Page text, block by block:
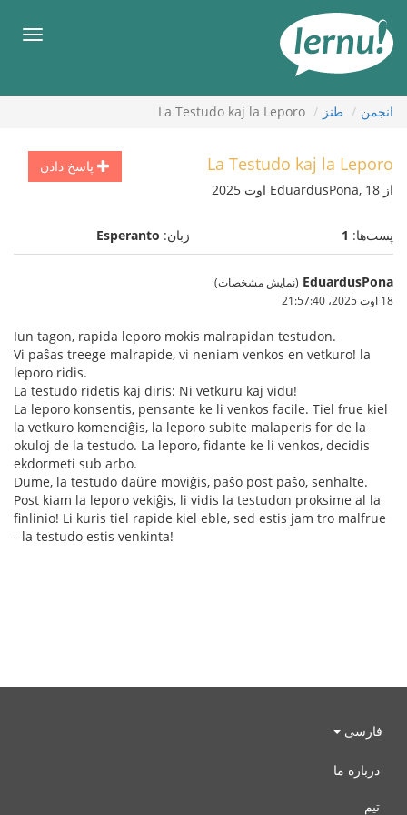
محتوا
انجمن طنز La Testudo kaj la Leporo
پاسخ دادن La Testudo kaj la Leporo
از EduardusPona, 18 اوت 2025
پست‌ها: 1 زبان: Esperanto
EduardusPona (نمایش مشخصات)
18 اوت 2025،‏ 21:57:40
Iun tagon, rapida leporo mokis malrapidan testudon.
Vi paŝas treege malrapide, vi neniam venkos en vetkuro! la
leporo ridis.
La testudo ridetis kaj diris: Ni vetkuru kaj vidu!
La leporo konsentis, pensante ke li venkos facile. Tiel frue kiel
la vetkuro komenciĝis, la leporo subite malaperis for de la
okuloj de la testudo. La leporo, fidante ke li venkos, decidis
ekdormeti sub arbo.
Dume, la testudo daŭre moviĝis, paŝo post paŝo, senhalte.
Post kiam la leporo vekiĝis, li vidis la testudon proksime al la
finlinio! Li kuris tiel rapide kiel eble, sed estis jam tro malfrue
- la testudo estis venkinta!
فارسی
درباره ما
تیم